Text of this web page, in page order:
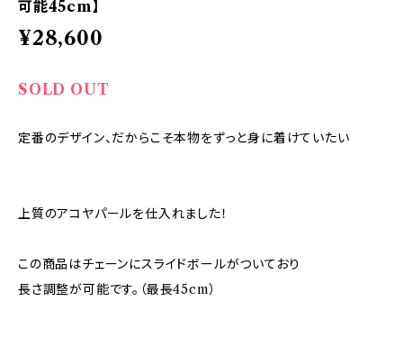
可能45cm】
¥28,600
SOLD OUT
定番のデザイン、だからこそ本物をずっと身に着けていたい
上質のアコヤパールを仕入れました！
この商品はチェーンにスライドボールがついており
長さ調整が可能です。（最長45cm）